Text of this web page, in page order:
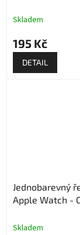
Skladem
195 Kč
DETAIL
Jednobarevný
Apple Watch -
Skladem